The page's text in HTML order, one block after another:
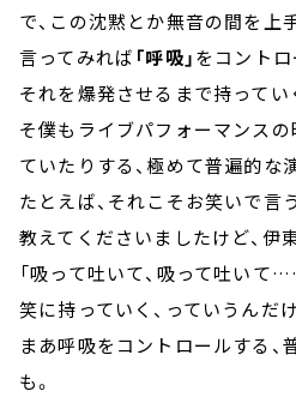
で、この沈黙とか無音の間を上
言ってみれば 「呼吸」をコントロ
それを爆発させるまで持ってい
そ僕もライブパフォーマンス
ていたりする、極めて普遍的な
たとえば、それこそお笑いで言
教えてくださいましたけど、伊
「吸って吐いて、吸って吐いて
笑に持っていく、っていうんだ
まあ呼吸をコントロールする
も。